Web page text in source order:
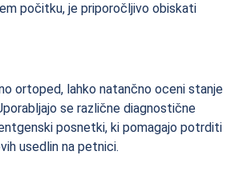
počitku, je priporočljivo obiskati
ortoped, lahko natančno oceni stanje
se različne diagnostične
posnetki, ki pomagajo potrditi
usedlin na petnici.